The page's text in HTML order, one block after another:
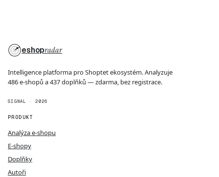
eshopradar
Intelligence platforma pro Shoptet ekosystém. Analyzuje
486 e-shopů a 437 doplňků — zdarma, bez registrace.
SIGNAL · 2026
PRODUKT
Analýza e-shopu
E-shopy
Doplňky
Autoři